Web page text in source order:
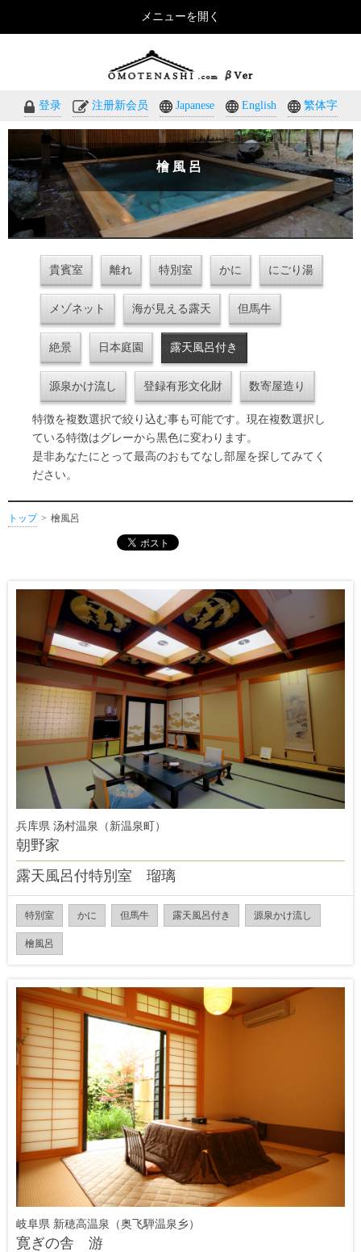
登录 注册新会员 Japanese English 繁体字
檜風呂
貴賓室 離れ 特別室 かに にごり湯
メゾネット 海が見える露天 但馬牛
絶景 日本庭園 露天風呂付き
源泉かけ流し 登録有形文化財 数寄屋造り
特徴を複数選択で絞り込む事も可能です。現在複数選択し
ている特徴はグレーから黒色に変わります。
是非あなたにとって最高のおもてなし部屋を探してみてく
ださい。
トップ 檜風呂
兵库県 汤村温泉（新温泉町）
朝野家
露天風呂付特別室 瑠璃
特別室 かに 但馬牛 露天風呂付き 源泉かけ流し
檜風呂
岐阜県 新穂高温泉（奥飞騨温泉乡）
寛ぎの舎 游
メニューを開く